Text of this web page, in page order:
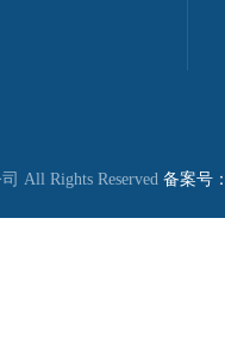
All Rights Reserved 备案号